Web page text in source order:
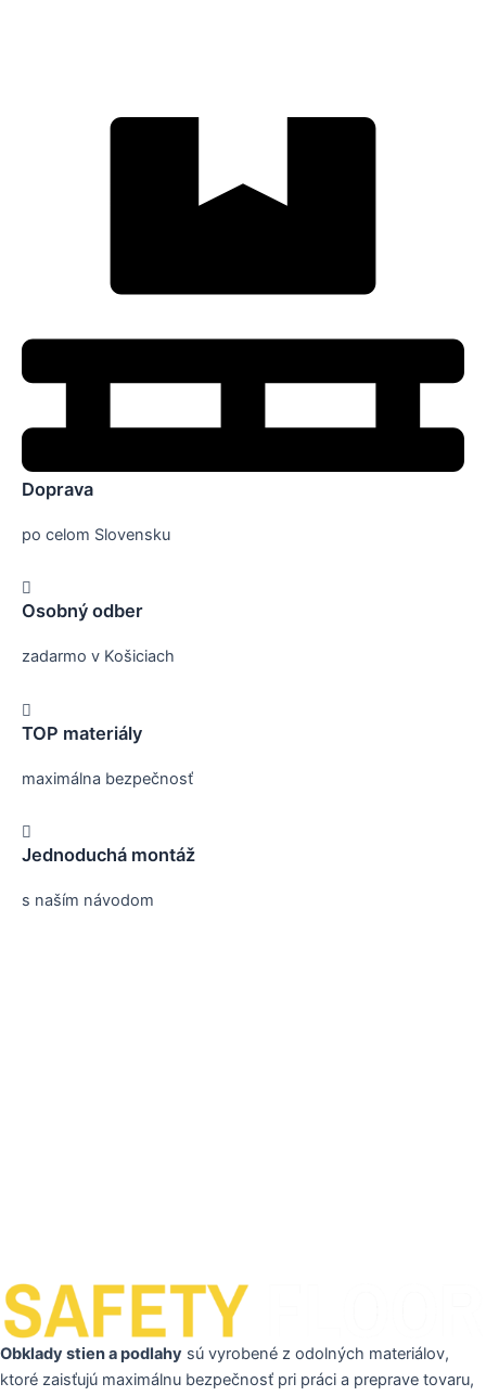
Doprava
po celom Slovensku
Osobný odber
zadarmo v Košiciach
TOP materiály
maximálna bezpečnosť
Jednoduchá montáž
s naším návodom
Obklady stien a podlahy sú vyrobené z odolných materiálov,
ktoré zaisťujú maximálnu bezpečnosť pri práci a preprave tovaru,